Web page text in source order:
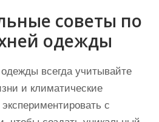
советы по
одежды
всегда учитывайте
и климатические
с